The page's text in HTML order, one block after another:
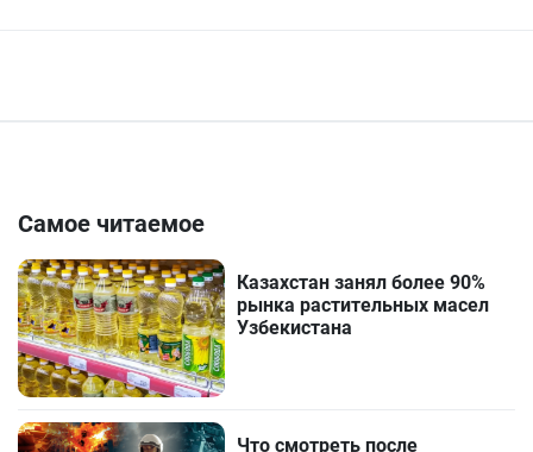
Самое читаемое
Казахстан занял более 90%
рынка растительных масел
Узбекистана
Что смотреть после